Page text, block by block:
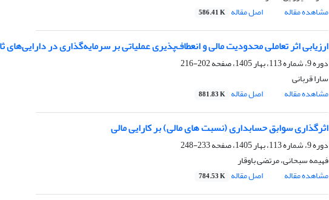
مشاهده مقاله
اصل مقاله 586.41 K
ارزیابی اثر تعاملی محدودیت مالی و انعطاف‌پذیری عملیاتی بر سرمایه‌گذاری در دارایی‌های
دوره 9، شماره 113، بهار 1405، صفحه
202-216
سارا قربانی
مشاهده مقاله
اصل مقاله 881.83 K
اثرگذاری سوابق حسابداری (نسبت های مالی) بر کارایی مالی
دوره 9، شماره 113، بهار 1405، صفحه
233-248
فهیمه سبحانی، مرتضی باوقار
مشاهده مقاله
اصل مقاله 784.53 K